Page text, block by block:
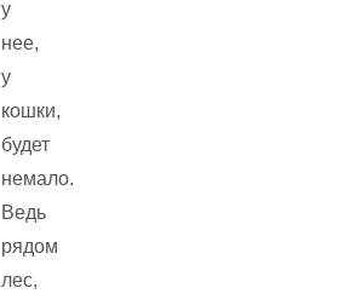
у
нее,
у
кошки,
будет
немало.
Ведь
рядом
лес,